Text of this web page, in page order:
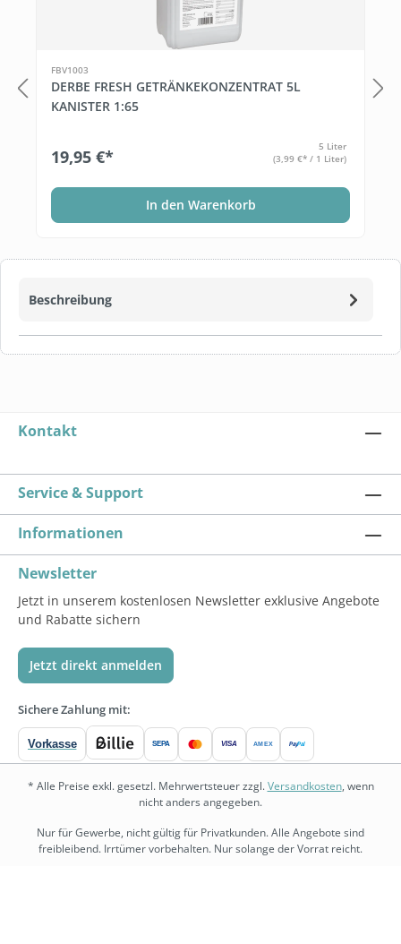
Beschreibung
FBV1003
DERBE FRESH GETRÄNKEKONZENTRAT 5L
KANISTER 1:65
19,95 €*
5 Liter
(3,99 €* / 1 Liter)
In den Warenkorb
Kontakt
Service & Support
Informationen
Newsletter
Jetzt in unserem kostenlosen Newsletter exklusive Angebote
und Rabatte sichern
Jetzt direkt anmelden
Sichere Zahlung mit:
Vorkasse SEPA VISA AMEX PayPal
* Alle Preise exkl. gesetzl. Mehrwertsteuer zzgl.Versandkosten, wenn
nicht anders angegeben.
Nur für Gewerbe, nicht gültig für Privatkunden. Alle Angebote sind
freibleibend. Irrtümer vorbehalten. Nur solange der Vorrat reicht.